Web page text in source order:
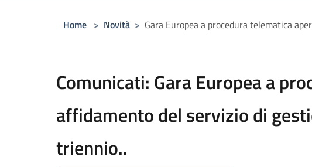
Home > Novità > Gara Europea a procedura telematica
Comunicati: Gara Europea a
affidamento del servizio di
triennio..